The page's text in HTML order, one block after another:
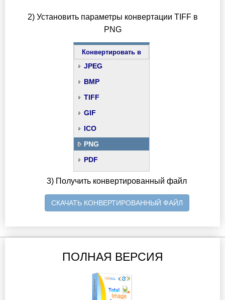
2) Установить параметры конвертации TIFF в
PNG
Конвертировать в
JPEG
BMP
TIFF
GIF
ICO
PNG
PDF
3) Получить конвертированный файл
СКАЧАТЬ КОНВЕРТИРОВАННЫЙ ФАЙЛ
ПОЛНАЯ ВЕРСИЯ